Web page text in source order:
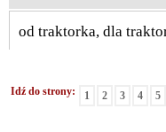
od traktorka, dla
Idź do strony: 1 2 3 4 5